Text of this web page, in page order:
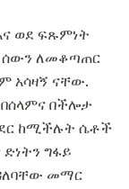
ወደ ፍጹምነት
ለመቆጣጠር
አሳዛኝ ናቸው.
በችሎታ
ከሚችሉት ሴቶች
ግፋይ
መማር